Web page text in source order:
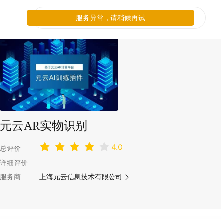
元云AR实物识别
总评价 4.0
详细评价
服务商
上海元云信息技术有限公司
服务异常，请稍候再试